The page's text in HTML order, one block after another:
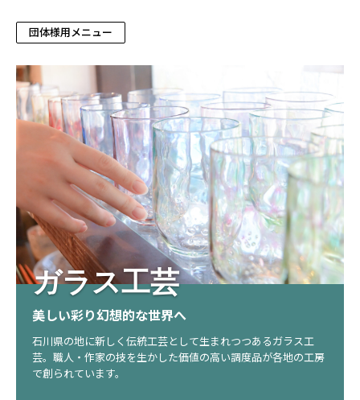
団体様用メニュー
ガラス工芸
美しい彩り幻想的な世界へ
石川県の地に新しく伝統工芸として生まれつつあるガラス工
芸。職人・作家の技を生かした価値の高い調度品が各地の工房
で創られています。